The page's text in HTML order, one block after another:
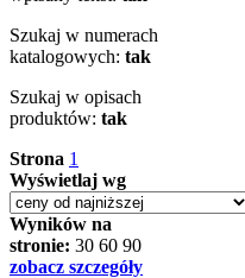
Szukaj w numerach
katalogowych: tak
Szukaj w opisach
produktów: tak
Strona 1
Wyświetlaj wg
Wyników na
stronie: 30 60 90
zobacz szczegóły